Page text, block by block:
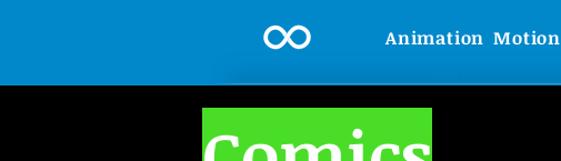
Animation Motion